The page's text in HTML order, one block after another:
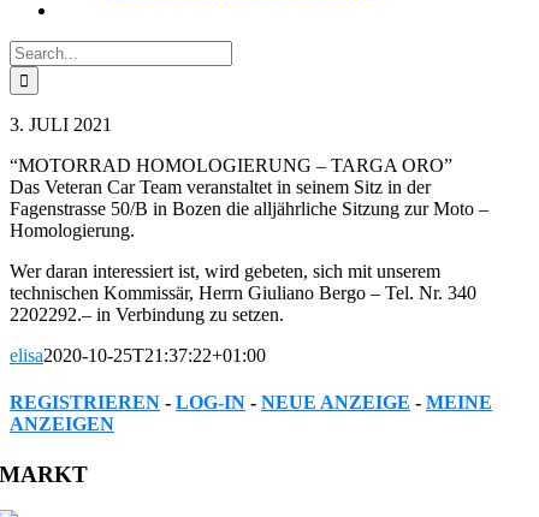
Search
for:
3. JULI 2021
“MOTORRAD HOMOLOGIERUNG – TARGA ORO”
Das Veteran Car Team veranstaltet in seinem Sitz in der
Fagenstrasse 50/B in Bozen die alljährliche Sitzung zur Moto –
Homologierung.
Wer daran interessiert ist, wird gebeten, sich mit unserem
technischen Kommissär, Herrn Giuliano Bergo – Tel. Nr. 340
2202292.– in Verbindung zu setzen.
elisa2020-10-25T21:37:22+01:00
REGISTRIEREN - LOG-IN - NEUE ANZEIGE - MEINE
ANZEIGEN
Facebook
Twitter
Reddit
LinkedIn
WhatsApp
Tumblr
Pinterest
Vk
Xing
Email
MARKT